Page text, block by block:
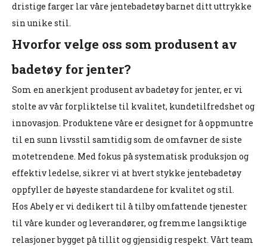
dristige farger lar våre jentebadetøy barnet ditt uttrykke
sin unike stil.
Hvorfor velge oss som produsent av
badetøy for jenter?
Som en anerkjent produsent av badetøy for jenter, er vi
stolte av vår forpliktelse til kvalitet, kundetilfredshet og
innovasjon. Produktene våre er designet for å oppmuntre
til en sunn livsstil samtidig som de omfavner de siste
motetrendene. Med fokus på systematisk produksjon og
effektiv ledelse, sikrer vi at hvert stykke jentebadetøy
oppfyller de høyeste standardene for kvalitet og stil.
Hos Abely er vi dedikert til å tilby omfattende tjenester
til våre kunder og leverandører, og fremme langsiktige
relasjoner bygget på tillit og gjensidig respekt. Vårt team